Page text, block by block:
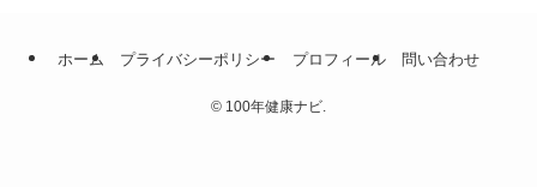
ホーム プライバシーポリシー プロフィール 問い合わせ
© 100年健康ナビ.